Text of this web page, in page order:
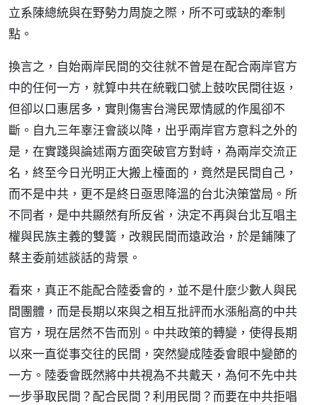
立系陳總統與在野勢力周旋之際，所不可或缺的牽制
點。
換言之，自始兩岸民間的交往就不曾是在配合兩岸官方
中的任何一方，就算中共在統戰口號上鼓吹民間往返，
但卻以口惠居多，實則傷害台灣民眾情感的作風卻不
斷。自九三年辜汪會談以降，出乎兩岸官方意料之外的
是，在實踐與論述兩方面突破官方對峙，為兩岸交流正
名，終至今日光明正大搬上檯面的，竟然是民間自己，
而不是中共，更不是終日亟思降溫的台北決策當局。所
不同者，是中共顯然有所反省，決定不再與台北互唱主
權與民族主義的雙簧，改親民間而遠政治，於是鋪陳了
蔡主委前述談話的背景。
看來，真正不能配合陸委會的，並不是什麼少數人與民
間團體，而是長期以來與之相互批評而水漲船高的中共
官方，現在居然不告而別。中共政策的轉變，使得長期
以來一直從事交往的民間，突然變成陸委會眼中變節的
一方。陸委會既然將中共視為不共戴天，為何不先中共
一步爭取民間？配合民間？利用民間？而要在中共拒唱